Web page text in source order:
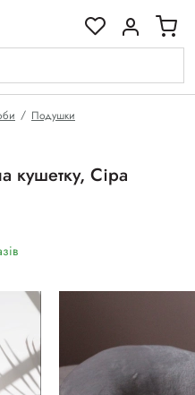
Подушки
кушетку, Сіра